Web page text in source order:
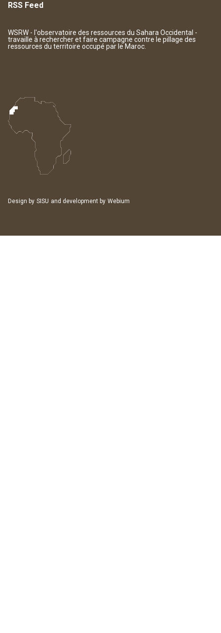
RSS Feed
WSRW - l'observatoire des ressources du Sahara Occidental -
travaille à rechercher et faire campagne contre le pillage des
ressources du territoire occupé par le Maroc.
Design by SISU and development by Webium